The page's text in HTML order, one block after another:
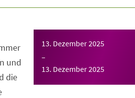
13. Dezember 2025
–
13. Dezember 2025
und
die